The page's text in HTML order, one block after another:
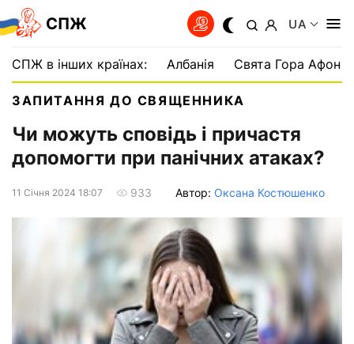
СПЖ UA
СПЖ в інших країнах: Албанія Свята Гора Афон
ЗАПИТАННЯ ДО СВЯЩЕННИКА
Чи можуть сповідь і причастя
допомогти при панічних атаках?
11 Сiчня 2024 18:07 933 Автор: Оксана Костюшенко